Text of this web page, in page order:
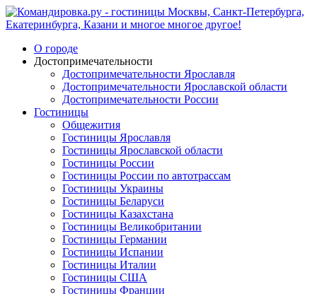
О городе
Достопримечательности
Достопримечательности Ярославля
Достопримечательности Ярославской области
Достопримечательности России
Гостиницы
Общежития
Гостиницы Ярославля
Гостиницы Ярославской области
Гостиницы России
Гостиницы России по автотрассам
Гостиницы Украины
Гостиницы Беларуси
Гостиницы Казахстана
Гостиницы Великобритании
Гостиницы Германии
Гостиницы Испании
Гостиницы Италии
Гостиницы США
Гостиницы Франции